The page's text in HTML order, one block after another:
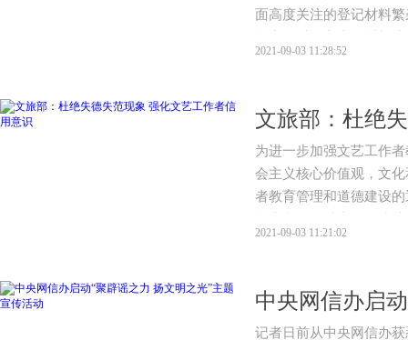
面高度关注的登记材料
2021-09-03 11:28:52
为进一步加强文艺工作
会主义核心价值观，文
者教育管理和道德建设
2021-09-03 11:21:02
记者日前从中央网信办